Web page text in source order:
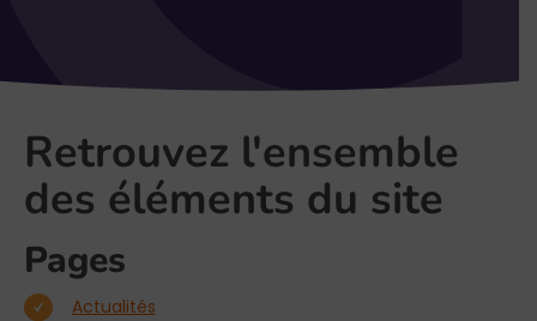
Retrouvez l'ensemble
des éléments du site
Pages
Actualités